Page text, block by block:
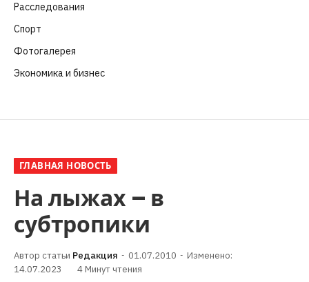
Расследования
Спорт
Фотогалерея
Экономика и бизнес
ГЛАВНАЯ НОВОСТЬ
На лыжах – в
субтропики
Редакция 01.07.2010
Изменено:
14.07.2023
4 Минут чтения